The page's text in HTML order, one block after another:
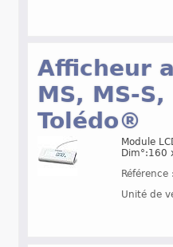
Afficheur
MS, MS-
Tolédo®
Module
Dim°:160
Unité de